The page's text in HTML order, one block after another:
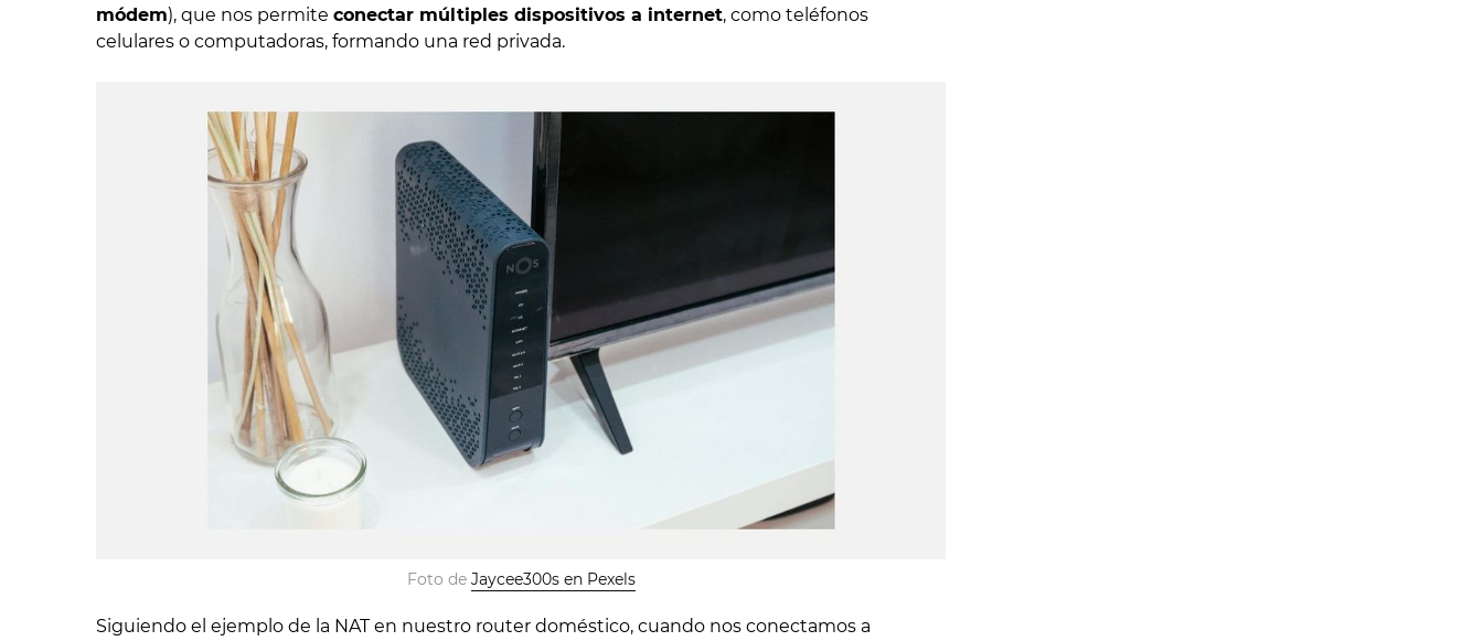
módem), que nos permite conectar múltiples dispositivos a internet, como teléfonos
celulares o computadoras, formando una red privada.
Foto de Jaycee300s en Pexels
Siguiendo el ejemplo de la NAT en nuestro router doméstico, cuando nos conectamos a